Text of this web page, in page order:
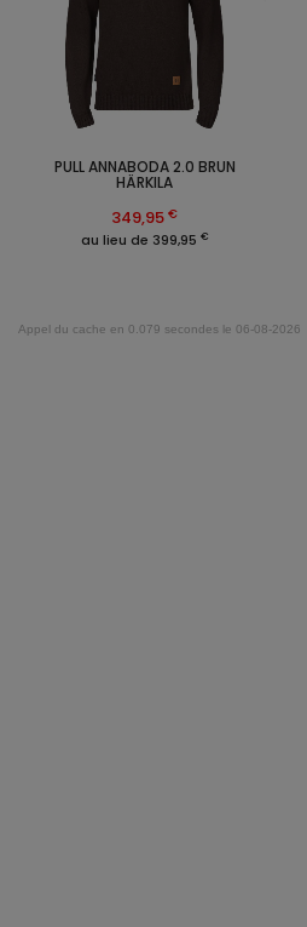
PULL ANNABODA 2.0 BRUN
HÄRKILA
349,95 €
au lieu de 399,95 €
Appel du cache en 0.079 secondes le 06-08-2026